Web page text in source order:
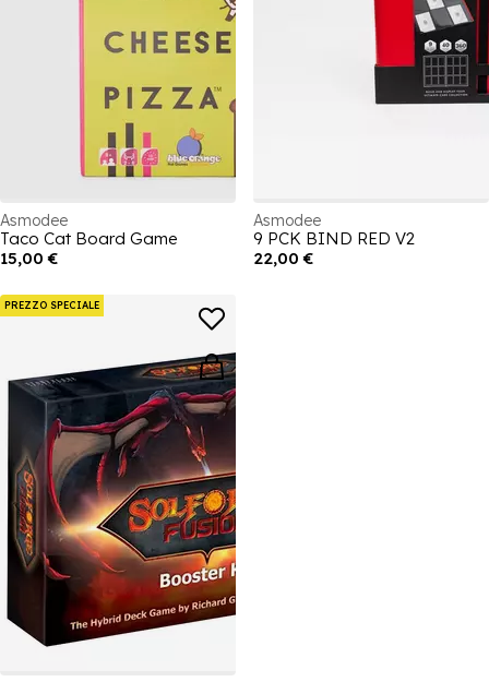
Asmodee
Taco Cat Board Game
15,00 €
Asmodee
9 PCK BIND RED V2
22,00 €
PREZZO SPECIALE